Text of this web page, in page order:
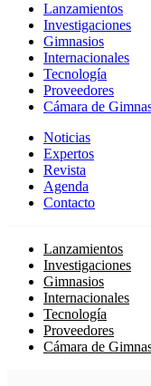
Lanzamientos
Investigaciones
Gimnasios
Internacionales
Tecnología
Proveedores
Cámara de
Noticias
Expertos
Revista
Agenda
Contacto
Lanzamientos
Investigaciones
Gimnasios
Internacionales
Tecnología
Proveedores
Cámara de